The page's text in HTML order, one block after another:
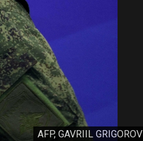
AFP, GAVRIIL GRIGOROV